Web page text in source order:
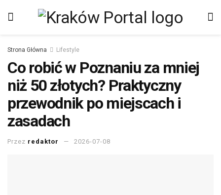
Strona Główna Lifestyle
Co robić w Poznaniu za mniej
niż 50 złotych? Praktyczny
przewodnik po miejscach i
zasadach
Przez redaktor 2026-07-08